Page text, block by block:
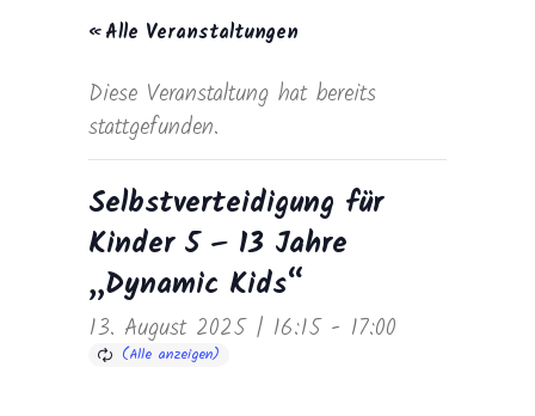
« Alle Veranstaltungen
Diese Veranstaltung hat bereits
stattgefunden.
Selbstverteidigung für
Kinder 5 – 13 Jahre
„Dynamic Kids“
13. August 2025 | 16:15- 17:00